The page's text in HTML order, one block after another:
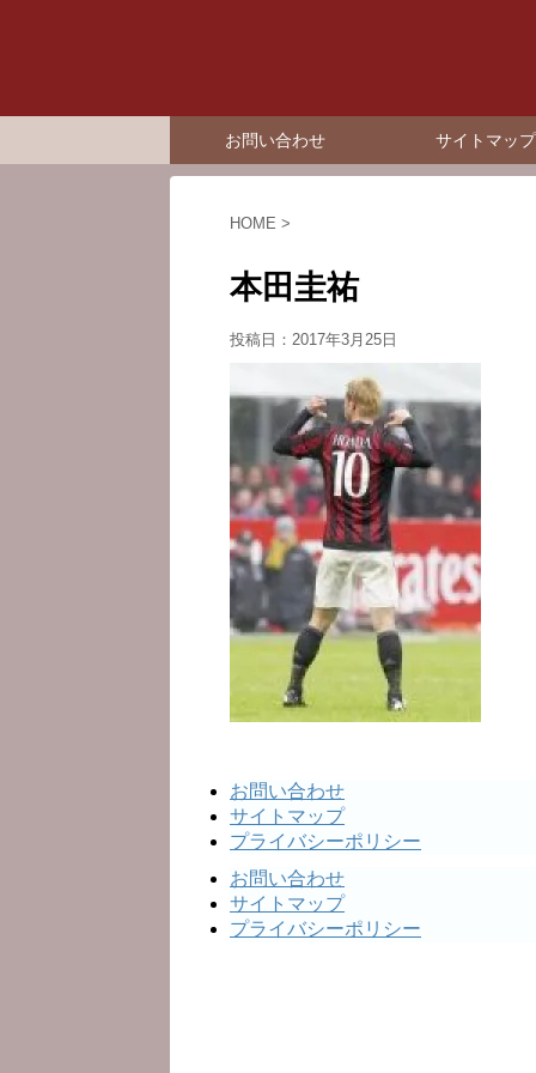
お問い合わせ サイトマップ
HOME >
本田圭祐
投稿日： 2017年3月25日
お問い合わせ
サイトマップ
プライバシーポリシー
お問い合わせ
サイトマップ
プライバシーポリシー